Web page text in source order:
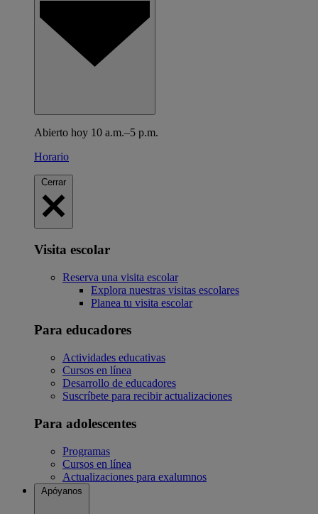
Abierto hoy 10 a.m.–5 p.m.
Horario
Cerrar
Visita escolar
Reserva una visita escolar
Explora nuestras visitas escolares
Planea tu visita escolar
Para educadores
Actividades educativas
Cursos en línea
Desarrollo de educadores
Suscríbete para recibir actualizaciones
Para adolescentes
Programas
Cursos en línea
Actualizaciones para exalumnos
Apóyanos